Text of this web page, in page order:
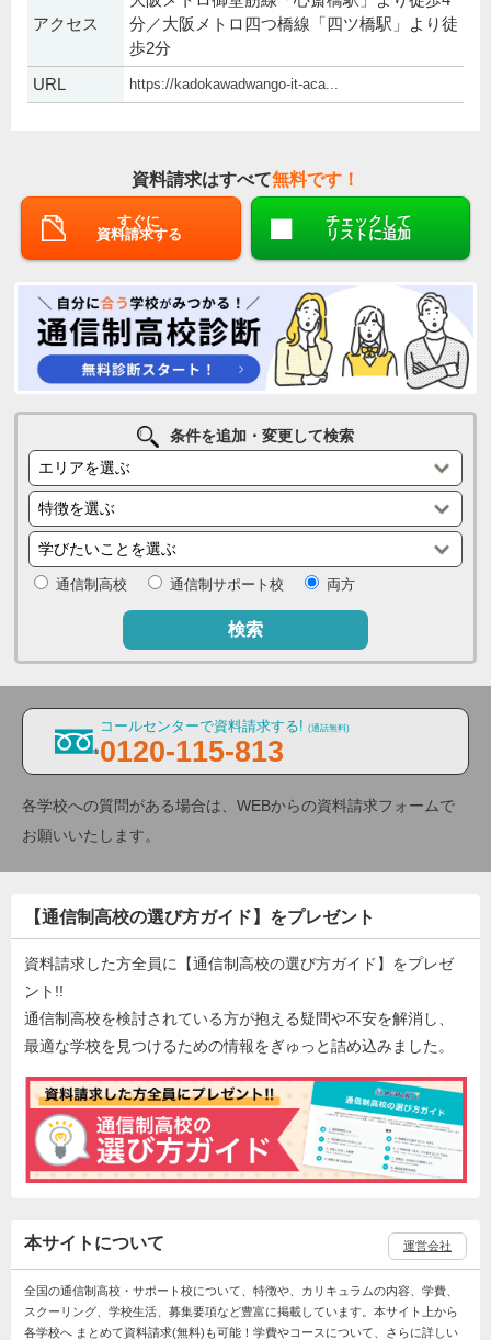
アクセス
分／大阪メトロ四つ橋線「四ツ橋駅」より徒
歩2分
URL
https://kadokawadwango-it-aca...
資料請求はすべて無料です！
すぐに
資料請求する
チェックして
リストに追加
条件を追加・変更して検索
通信制高校 通信制サポート校 両方
検索
コールセンターで資料請求する! (通話無料)
0120-115-813
各学校への質問がある場合は、WEBからの資料請求フォームで
お願いいたします。
【通信制高校の選び方ガイド】をプレゼント
資料請求した方全員に【通信制高校の選び方ガイド】をプレゼ
ント!!
通信制高校を検討されている方が抱える疑問や不安を解消し、
最適な学校を見つけるための情報をぎゅっと詰め込みました。
本サイトについて 運営会社
全国の通信制高校・サポート校について、特徴や、カリキュラムの内容、学費、
スクーリング、学校生活、募集要項など豊富に掲載しています。本サイト上から
各学校へ まとめて資料請求(無料)も可能！学費やコースについて、さらに詳しい